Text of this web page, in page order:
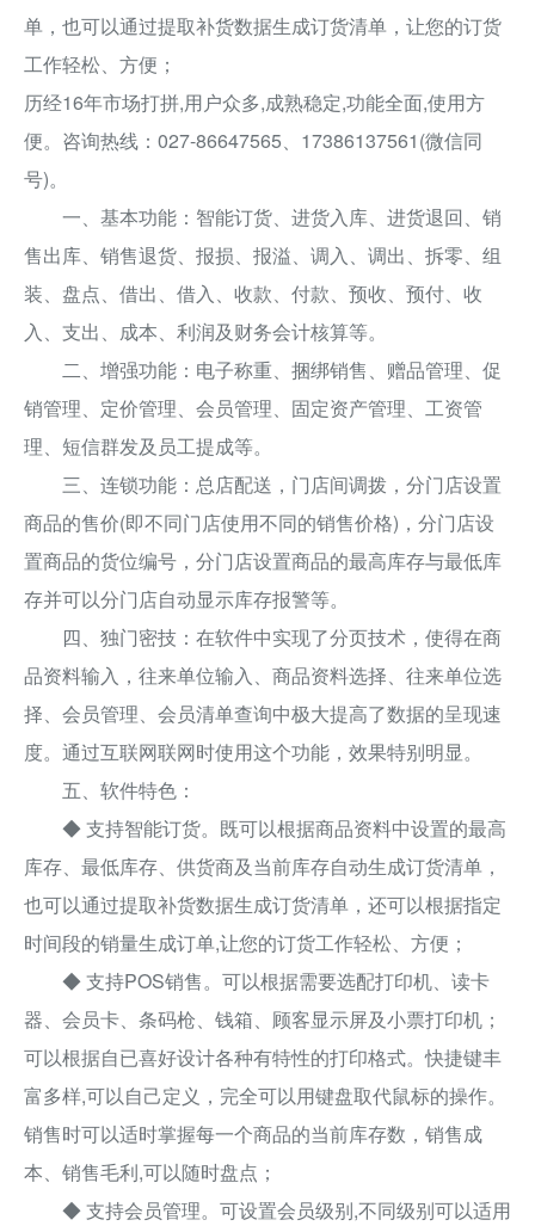
单，也可以通过提取补货数据生成订货清单，让您的订货
工作轻松、方便；
历经16年市场打拼,用户众多,成熟稳定,功能全面,使用方
便。咨询热线：027-86647565、17386137561(微信同
号)。
一、基本功能：智能订货、进货入库、进货退回、销
售出库、销售退货、报损、报溢、调入、调出、拆零、组
装、盘点、借出、借入、收款、付款、预收、预付、收
入、支出、成本、利润及财务会计核算等。
二、增强功能：电子称重、捆绑销售、赠品管理、促
销管理、定价管理、会员管理、固定资产管理、工资管
理、短信群发及员工提成等。
三、连锁功能：总店配送，门店间调拨，分门店设置
商品的售价(即不同门店使用不同的销售价格)，分门店设
置商品的货位编号，分门店设置商品的最高库存与最低库
存并可以分门店自动显示库存报警等。
四、独门密技：在软件中实现了分页技术，使得在商
品资料输入，往来单位输入、商品资料选择、往来单位选
择、会员管理、会员清单查询中极大提高了数据的呈现速
度。通过互联网联网时使用这个功能，效果特别明显。
五、软件特色：
◆ 支持智能订货。既可以根据商品资料中设置的最高
库存、最低库存、供货商及当前库存自动生成订货清单，
也可以通过提取补货数据生成订货清单，还可以根据指定
时间段的销量生成订单,让您的订货工作轻松、方便；
◆ 支持POS销售。可以根据需要选配打印机、读卡
器、会员卡、条码枪、钱箱、顾客显示屏及小票打印机；
可以根据自已喜好设计各种有特性的打印格式。快捷键丰
富多样,可以自己定义，完全可以用键盘取代鼠标的操作。
销售时可以适时掌握每一个商品的当前库存数，销售成
本、销售毛利,可以随时盘点；
◆ 支持会员管理。可设置会员级别,不同级别可以适用